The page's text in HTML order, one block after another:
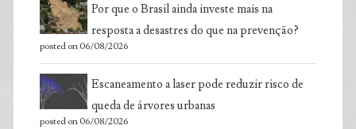
Por que o Brasil ainda investe mais na
resposta a desastres do que na prevenção?
posted on 06/08/2026
Escaneamento a laser pode reduzir risco de
queda de árvores urbanas
posted on 06/08/2026